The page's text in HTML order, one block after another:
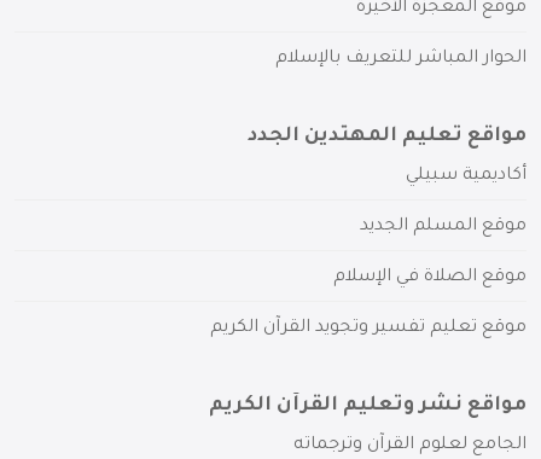
موقع المعجزة الأخيرة
الحوار المباشر للتعريف بالإسلام
مواقع تعليم المهتدين الجدد
أكاديمية سبيلي
موقع المسلم الجديد
موقع الصلاة في الإسلام
موقع تعليم تفسير وتجويد القرآن الكريم
مواقع نشر وتعليم القرآن الكريم
الجامع لعلوم القرآن وترجماته